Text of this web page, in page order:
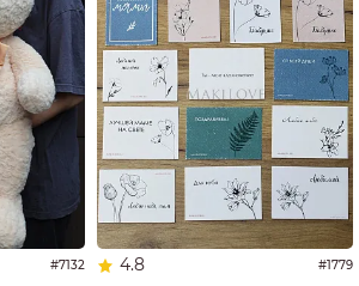
#7132 4.8 #1779